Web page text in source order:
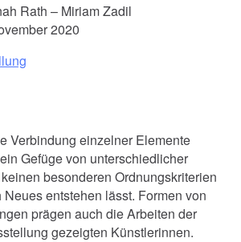
Rath – Miriam Zadil
2020
Verbindung einzelner Elemente
Gefüge von unterschiedlicher
besonderen Ordnungskriterien
entstehen lässt. Formen von
prägen auch die Arbeiten der
gezeigten Künstlerinnen.